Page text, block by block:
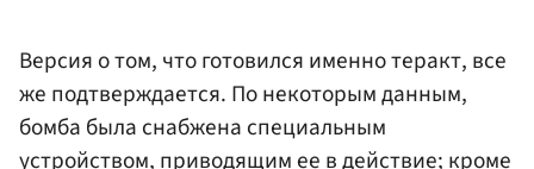
Версия о том, что готовился именно теракт, все
же подтверждается. По некоторым данным,
бомба была снабжена специальным
устройством, приводящим ее в действие; кроме